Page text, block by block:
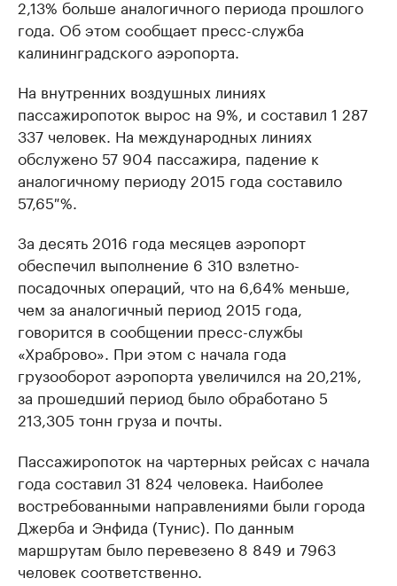
2,13% больше аналогичного периода прошлого
года. Об этом сообщает пресс-служба
калининградского аэропорта.
На внутренних воздушных линиях
пассажиропоток вырос на 9%, и составил 1 287
337 человек. На международных линиях
обслужено 57 904 пассажира, падение к
аналогичному периоду 2015 года составило
57,65 %.
За десять 2016 года месяцев аэропорт
обеспечил выполнение 6 310 взлетно-
посадочных операций, что на 6,64% меньше,
чем за аналогичный период 2015 года,
говорится в сообщении пресс-службы
«Храброво». При этом с начала года
грузооборот аэропорта увеличился на 20,21%,
за прошедший период было обработано 5
213,305 тонн груза и почты.
Пассажиропоток на чартерных рейсах с начала
года составил 31 824 человека. Наиболее
востребованными направлениями были города
Джерба и Энфида (Тунис). По данным
маршрутам было перевезено 8 849 и 7963
человек соответственно.